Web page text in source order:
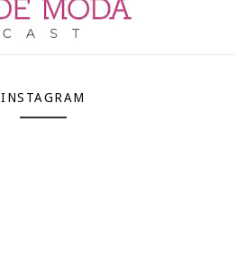
INSTAGRAM